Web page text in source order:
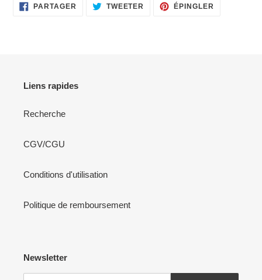
PARTAGER PARTAGER
SUR
TWEETER TWEETER
SUR
ÉPINGLER
Liens rapides
Recherche
CGV/CGU
Conditions d'utilisation
Politique de remboursement
Newsletter